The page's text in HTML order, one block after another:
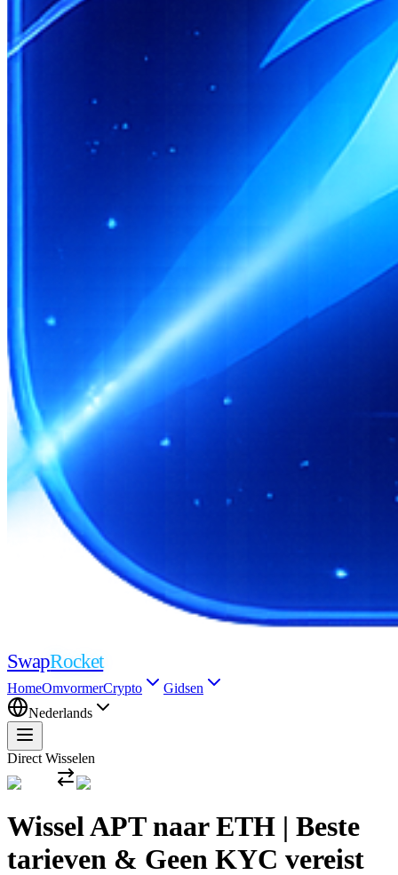
SwapRocket
HomeOmvormerCrypto
Gidsen
Nederlands
Direct Wisselen
Wissel APT naar ETH | Beste
tarieven & Geen KYC vereist